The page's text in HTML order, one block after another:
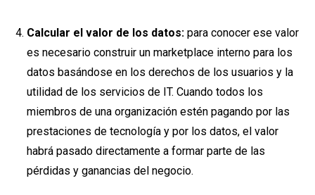
Calcular el valor de los datos: para conocer ese valor
es necesario construir un marketplace interno para los
datos basándose en los derechos de los usuarios y la
utilidad de los servicios de IT. Cuando todos los
miembros de una organización estén pagando por las
prestaciones de tecnología y por los datos, el valor
habrá pasado directamente a formar parte de las
pérdidas y ganancias del negocio.